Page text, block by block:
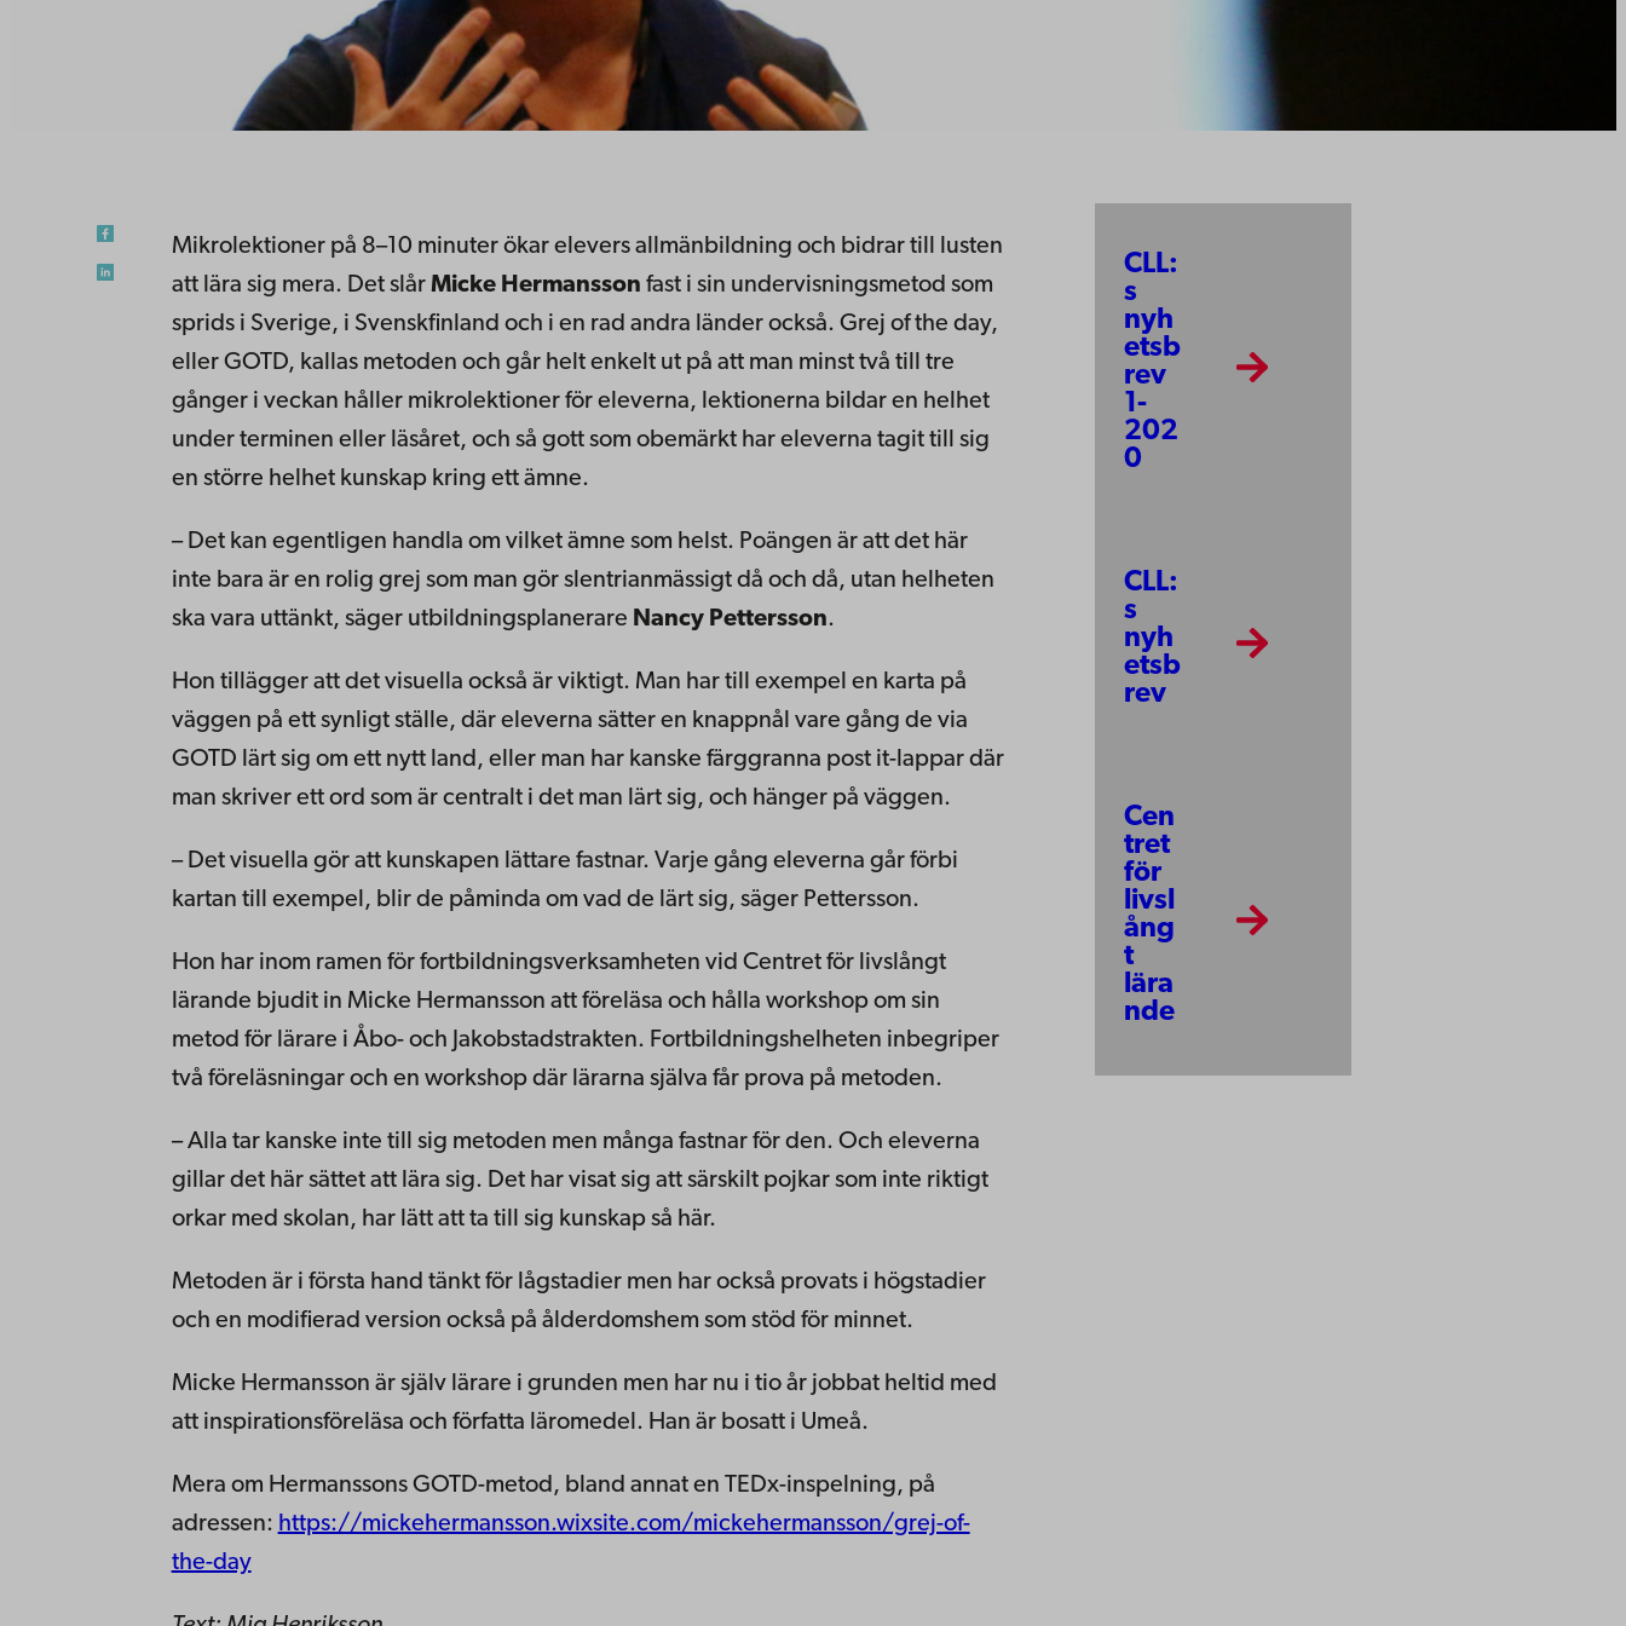
Mikrolektioner på 8–10 minuter ökar elevers allmänbildning och bidrar till lusten
att lära sig mera. Det slår Micke Hermansson fast i sin undervisningsmetod som
sprids i Sverige, i Svenskfinland och i en rad andra länder också. Grej of the day,
eller GOTD, kallas metoden och går helt enkelt ut på att man minst två till tre
gånger i veckan håller mikrolektioner för eleverna, lektionerna bildar en helhet
under terminen eller läsåret, och så gott som obemärkt har eleverna tagit till sig
en större helhet kunskap kring ett ämne.
– Det kan egentligen handla om vilket ämne som helst. Poängen är att det här
inte bara är en rolig grej som man gör slentrianmässigt då och då, utan helheten
ska vara uttänkt, säger utbildningsplanerare Nancy Pettersson.
Hon tillägger att det visuella också är viktigt. Man har till exempel en karta på
väggen på ett synligt ställe, där eleverna sätter en knappnål vare gång de via
GOTD lärt sig om ett nytt land, eller man har kanske färggranna post it-lappar där
man skriver ett ord som är centralt i det man lärt sig, och hänger på väggen.
– Det visuella gör att kunskapen lättare fastnar. Varje gång eleverna går förbi
kartan till exempel, blir de påminda om vad de lärt sig, säger Pettersson.
Hon har inom ramen för fortbildningsverksamheten vid Centret för livslångt
lärande bjudit in Micke Hermansson att föreläsa och hålla workshop om sin
metod för lärare i Åbo- och Jakobstadstrakten. Fortbildningshelheten inbegriper
två föreläsningar och en workshop där lärarna själva får prova på metoden.
– Alla tar kanske inte till sig metoden men många fastnar för den. Och eleverna
gillar det här sättet att lära sig. Det har visat sig att särskilt pojkar som inte riktigt
orkar med skolan, har lätt att ta till sig kunskap så här.
Metoden är i första hand tänkt för lågstadier men har också provats i högstadier
och en modifierad version också på ålderdomshem som stöd för minnet.
Micke Hermansson är själv lärare i grunden men har nu i tio år jobbat heltid med
att inspirationsföreläsa och författa läromedel. Han är bosatt i Umeå.
Mera om Hermanssons GOTD-metod, bland annat en TEDx-inspelning, på
adressen: https://mickehermansson.wixsite.com/mickehermansson/grej-of-
the-day
CLL:
s
nyh
etsb
rev
1-
202
0
CLL:
s
nyh
etsb
rev
Cen
tret
för
livsl
ång
t
lära
nde